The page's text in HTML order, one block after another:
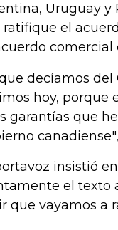
Uruguay y
ratifique el
comercial
decíamos del
hoy, porque
garantías que
insistió
el texto
que vayamos a